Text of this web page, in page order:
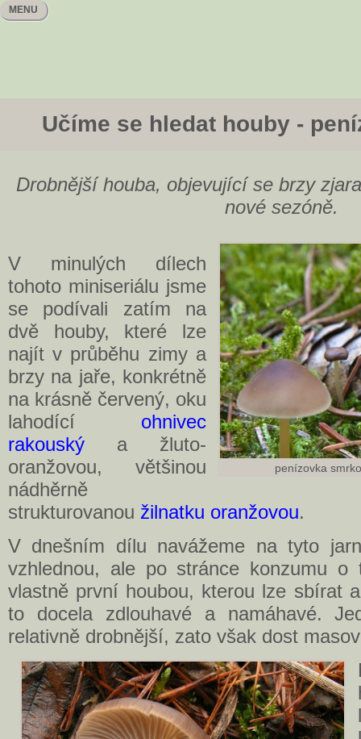
MENU
Učíme se hledat houby -
Drobnější houba, objevující se brzy
nové sezóně.
penízovka
V minulých dílech
tohoto miniseriálu jsme
se podívali zatím na
dvě houby, které lze
najít v průběhu zimy a
brzy na jaře, konkrétně
na krásně červený, oku
lahodící ohnivec
rakouský a žluto-
oranžovou, většinou
nádhěrně
strukturovanou žilnatku oranžovou.
V dnešním dílu navážeme na tyto
vzhlednou, ale po stránce konzumu
vlastně první houbou, kterou lze sbírat
to docela zdlouhavé a namáhavé.
relativně drobnější, zato však dost